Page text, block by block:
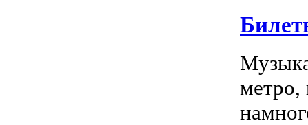
метро,